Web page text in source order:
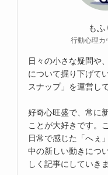
も
行動心理カ
日々の小さな疑問や
について掘り下げて
スナップ」を運営し
好奇心旺盛で、常に
ことが大好きです。
日常で感じた「へぇ
中の新しい動きにつ
しく記事にしていきま